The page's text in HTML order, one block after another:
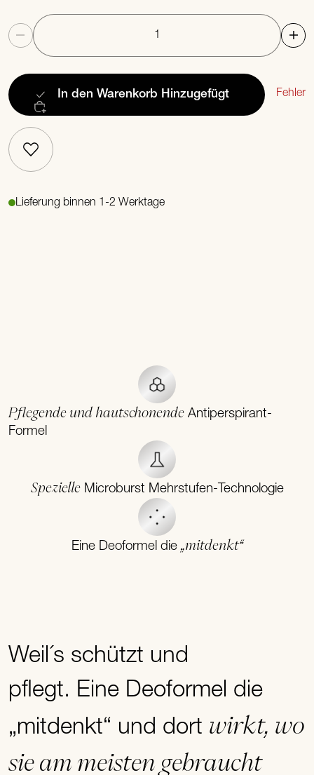
Anzahl
In den Warenkorb Hinzugefügt Fehler
Lieferung binnen 1-2 Werktage
Pflegende und hautschonende Antiperspirant-
Formel
SpezielleMicroburst Mehrstufen-Technologie
Eine Deoformel die „mitdenkt“
Weil´s schützt und
pflegt. Eine Deoformel die
„mitdenkt“ und dort wirkt, wo
sie am meisten gebraucht